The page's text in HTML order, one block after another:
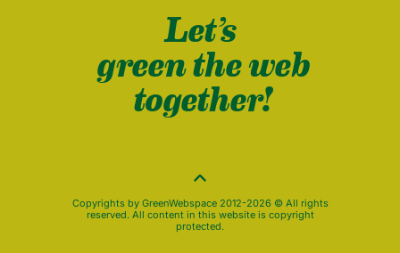
Let’s
green the web
together!
Copyrights by GreenWebspace 2012-2026 © All rights
reserved. All content in this website is copyright
protected.